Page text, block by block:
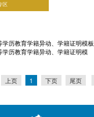
区
学历教育学籍异动、学籍证明模板
学历教育学籍异动、学籍证明模
上页 1 下页 尾页